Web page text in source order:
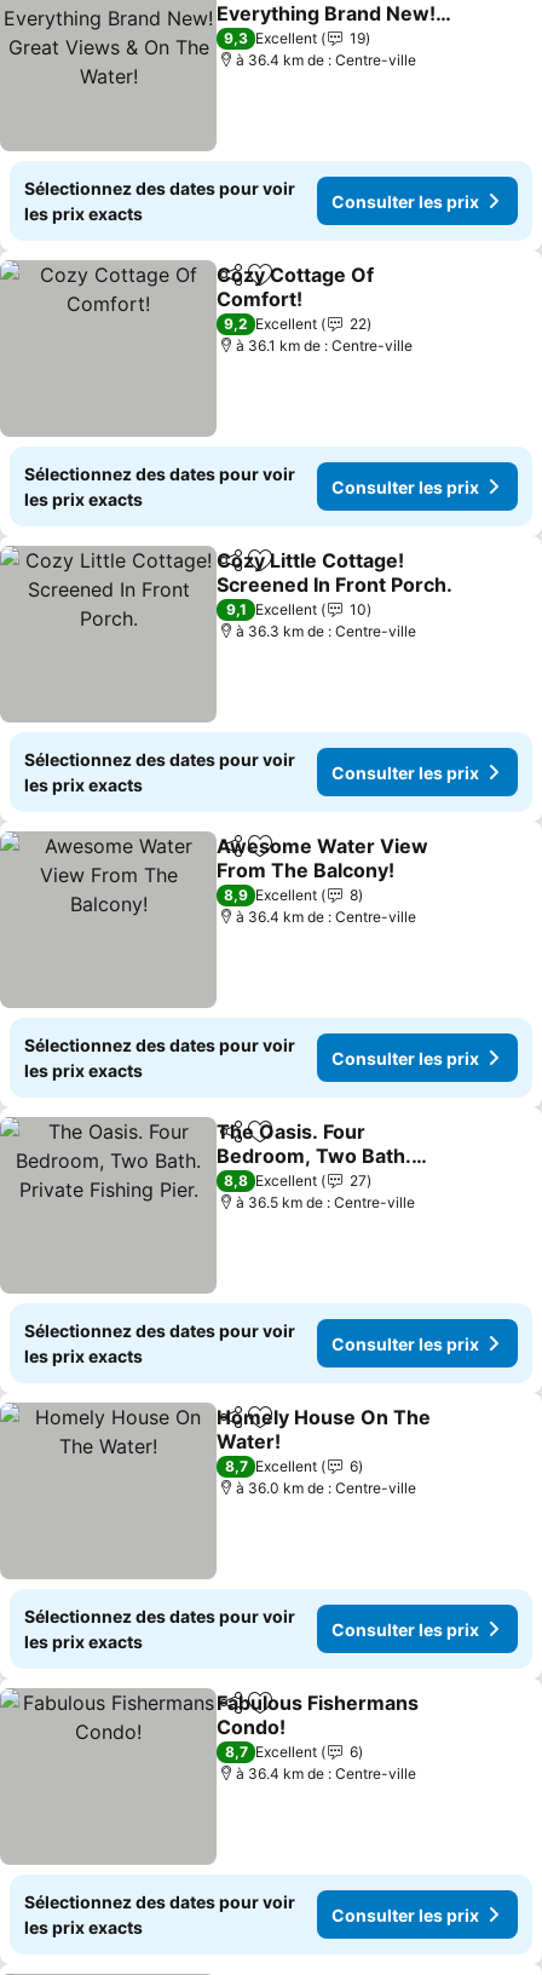
Everything Brand New!
Great Views & On The
Water!
9,3 Excellent
19
à 36.4 km de : Centre-ville
Sélectionnez des dates pour voir
les prix exacts
Consulter les prix
PartagerAjouter à mes favoris
Cozy Cottage Of
Comfort!
9,2 Excellent
22
à 36.1 km de : Centre-ville
Sélectionnez des dates pour voir
les prix exacts
Consulter les prix
PartagerAjouter à mes favoris
Cozy Little Cottage!
Screened In Front Porch.
9,1 Excellent
10
à 36.3 km de : Centre-ville
Sélectionnez des dates pour voir
les prix exacts
Consulter les prix
PartagerAjouter à mes favoris
Awesome Water View
From The Balcony!
8,9 Excellent
8
à 36.4 km de : Centre-ville
Sélectionnez des dates pour voir
les prix exacts
Consulter les prix
PartagerAjouter à mes favoris
The Oasis. Four
Bedroom, Two Bath.
Private Fishing Pier.
8,8 Excellent
27
à 36.5 km de : Centre-ville
Sélectionnez des dates pour voir
les prix exacts
Consulter les prix
PartagerAjouter à mes favoris
Homely House On The
Water!
8,7 Excellent
6
à 36.0 km de : Centre-ville
Sélectionnez des dates pour voir
les prix exacts
Consulter les prix
PartagerAjouter à mes favoris
Fabulous Fishermans
Condo!
8,7 Excellent
6
à 36.4 km de : Centre-ville
Sélectionnez des dates pour voir
les prix exacts
Consulter les prix